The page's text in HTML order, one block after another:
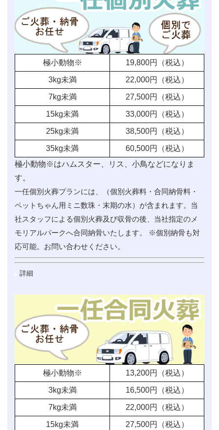
極小動物※ 19,800円（税込）
3kg未満 22,000円（税込）
7kg未満 27,500円（税込）
15kg未満 33,000円（税込）
25kg未満 38,500円（税込）
35kg未満 60,500円（税込）
極小動物※はハムスター、リス、小鳥などになりま
す。
一任個別火葬プランには、（個別火葬料・合同納骨料・
ペットちゃん用ミニ数珠・末期の水）が含まれます。当
社スタッフによる個別火葬及び収骨の後、当社指定のメ
モリアルパークへ合同納骨いたします。 ※個別納骨も対
応可能。お問い合わせください。
詳細
極小動物※ 13,200円（税込）
3kg未満 16,500円（税込）
7kg未満 22,000円（税込）
15kg未満 27,500円（税込）